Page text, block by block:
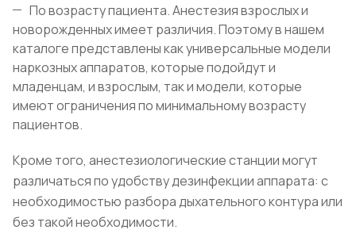
По возрасту пациента. Анестезия взрослых и
новорожденных имеет различия. Поэтому в нашем
каталоге представлены как универсальные модели
наркозных аппаратов, которые подойдут и
младенцам, и взрослым, так и модели, которые
имеют ограничения по минимальному возрасту
пациентов.
Кроме того, анестезиологические станции могут
различаться по удобству дезинфекции аппарата: с
необходимостью разбора дыхательного контура или
без такой необходимости.